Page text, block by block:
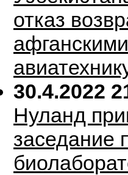
отказ
30.4.2022
Нуланд
заседание